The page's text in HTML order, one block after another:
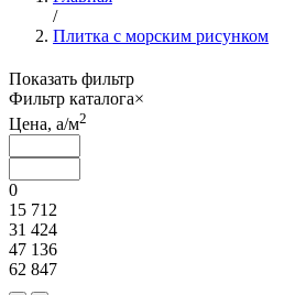
/
Плитка с морским рисунком
Показать фильтр
Фильтр каталога×
Цена, a/м2
0
15 712
31 424
47 136
62 847